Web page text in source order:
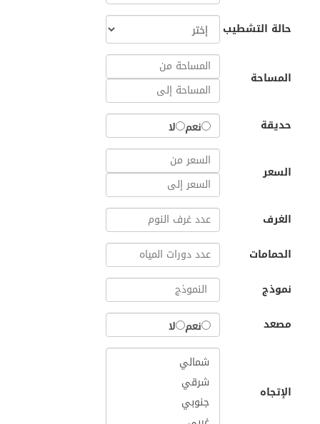
حالة التشطيب
المساحة
حديقة نعم لا
السعر
الغرف
الحمامات
نموذج
مصعد
نعم لا
الإتجاه